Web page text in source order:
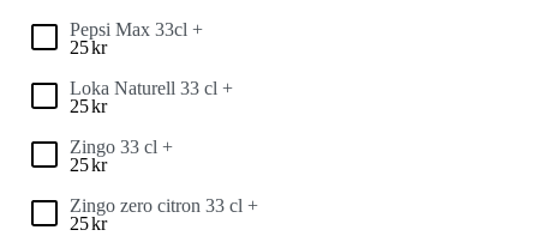
Pepsi Max 33cl +
25kr
Loka Naturell 33 cl +
25kr
Zingo 33 cl +
25kr
Zingo zero citron 33 cl +
25kr